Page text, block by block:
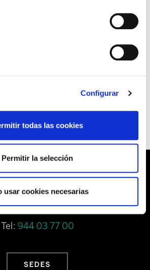
Configurar
todas las cookies
Permitir la selección
usar cookies necesarias
en los arnasguneak y en
de revertir la
ello, ELA asumirá
concretos con UEMA.
Tel: 944 03 77 00
SEDES